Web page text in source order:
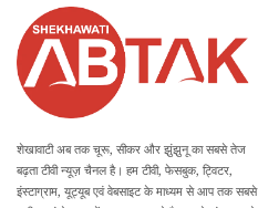
शेखावाटी अब तक चूरू, सीकर और झुंझुनू का सबसे तेज
बढ़ता टीवी न्यूज़ चैनल है। हम टीवी, फेसबुक, ट्विटर,
इंस्टाग्राम, यूट्यूब एवं वेबसाइट के माध्यम से आप तक सबसे